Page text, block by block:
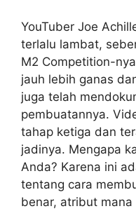
YouTuber Joe
terlalu lambat,
M2 Competition-
jauh lebih ganas
juga telah
pembuatannya.
tahap ketiga dan
jadinya. Mengapa
Anda? Karena ini
tentang cara
benar, atribut